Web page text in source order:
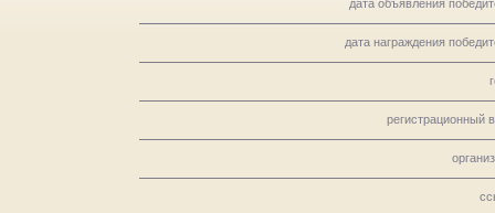
дата объявления
дата награждения
регистрационный